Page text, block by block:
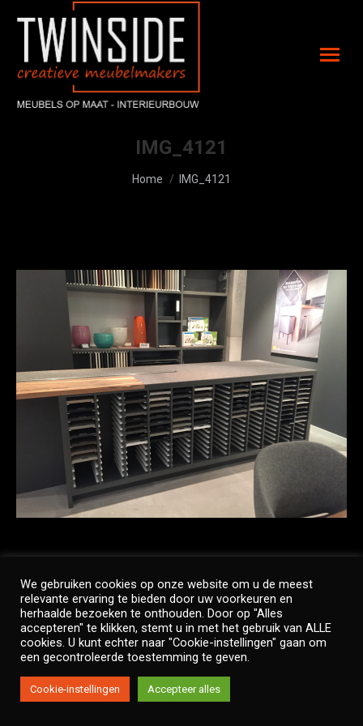
IMG_4121
Je bent hier:
Home IMG_4121
Copyright © Twinside
Footer Menu
We gebruiken cookies op onze website om u de meest
relevante ervaring te bieden door uw voorkeuren en
herhaalde bezoeken te onthouden. Door op "Alles
accepteren" te klikken, stemt u in met het gebruik van ALLE
cookies. U kunt echter naar "Cookie-instellingen" gaan om
een gecontroleerde toestemming te geven.
Cookie-instellingen Accepteer alles